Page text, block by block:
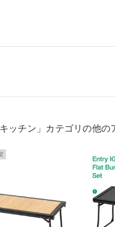
キッチン」カテゴリの他の